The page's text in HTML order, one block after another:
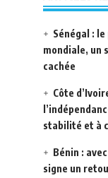
Sénégal :
mondiale, un
cachée
Côte
stabilité et à
Bénin :
signe un